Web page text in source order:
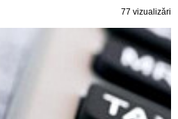
77 vizualizări